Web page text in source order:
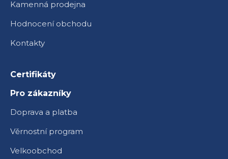
Kamenná prodejna
Hodnocení obchodu
Kontakty
Certifikáty
Pro zákazníky
Doprava a platba
Věrnostní program
Velkoobchod